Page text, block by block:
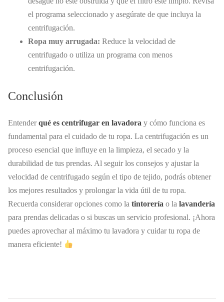
el programa seleccionado y asegúrate de que incluya la
centrifugación.
Ropa muy arrugada: Reduce la velocidad de
centrifugado o utiliza un programa con menos
centrifugación.
Conclusión
Entenderqué es centrifugar en lavadora y cómo funciona es
fundamental para el cuidado de tu ropa. La centrifugación es un
proceso esencial que influye en la limpieza, el secado y la
durabilidad de tus prendas. Al seguir los consejos y ajustar la
velocidad de centrifugado según el tipo de tejido, podrás obtener
los mejores resultados y prolongar la vida útil de tu ropa.
Recuerda considerar opciones como la tintorería o la lavandería
para prendas delicadas o si buscas un servicio profesional. ¡Ahora
puedes aprovechar al máximo tu lavadora y cuidar tu ropa de
manera eficiente!